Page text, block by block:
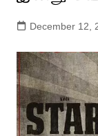
December 12,